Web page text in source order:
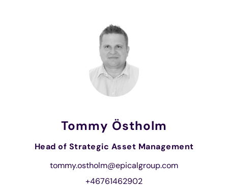
Tommy Östholm
Head of Strategic Asset Management
tommy.ostholm@epicalgroup.com
+46761462902